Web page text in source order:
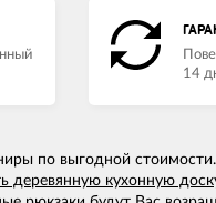
14
по выгодной
деревянную кухонную